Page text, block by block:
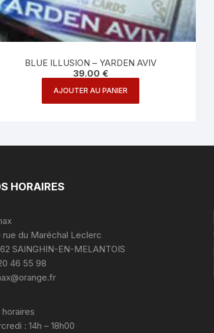
BLUE ILLUSION – YARDEN AVIV
39.00 €
AJOUTER AU PANIER
HORAIRES
rue du Maréchal Leclerc
SAINGHIN-EN-MELANTOIS
46 55 98
: 14h – 18h00